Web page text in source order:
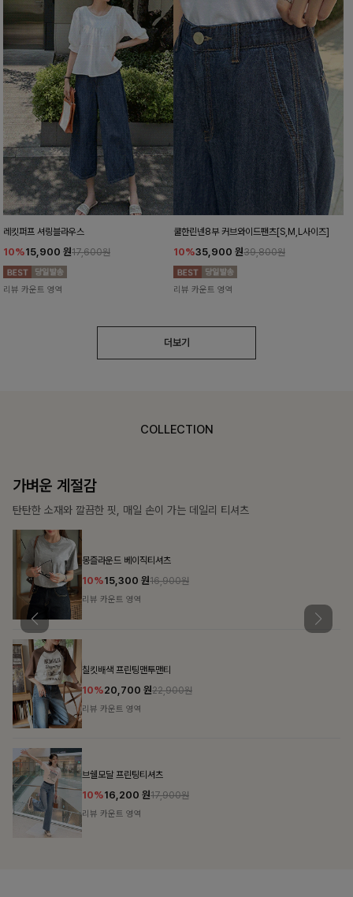
레킷퍼프 셔링블라우스
10%15,900 원17,600원
리뷰 카운트 영역
쿨한린넨8부 커브와이드팬츠[S,M,L사이즈]
10%35,900 원39,800원
리뷰 카운트 영역
더보기
COLLECTION
가장 쉬운 코디
특별한 날부터 일상까지 함께하는 룩